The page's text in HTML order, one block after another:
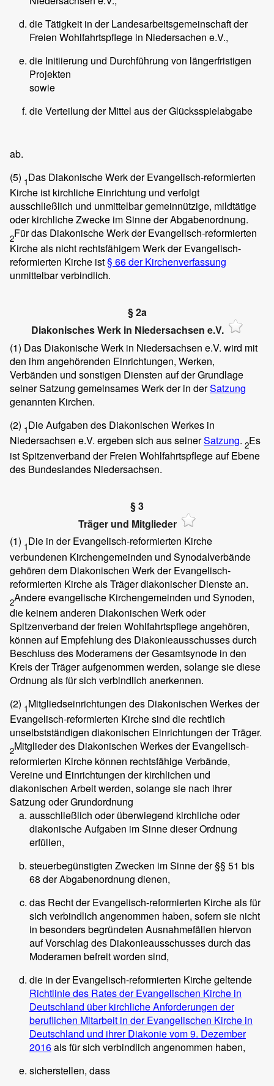
die Tätigkeit in der Landesarbeitsgemeinschaft der
Freien Wohlfahrtspflege in Niedersachen e.V.,
die Initiierung und Durchführung von längerfristigen
Projekten
sowie
die Verteilung der Mittel aus der Glücksspielabgabe
ab.
(5) 1Das Diakonische Werk der Evangelisch-reformierten
Kirche ist kirchliche Einrichtung und verfolgt
ausschließlich und unmittelbar gemeinnützige, mildtätige
oder kirchliche Zwecke im Sinne der Abgabenordnung.
2Für das Diakonische Werk der Evangelisch-reformierten
Kirche als nicht rechtsfähigem Werk der Evangelisch-
reformierten Kirche ist§ 66 der Kirchenverfassung
unmittelbar verbindlich.
§ 2a
Diakonisches Werk in Niedersachsen e.V.
(1) Das Diakonische Werk in Niedersachsen e.V. wird mit
den ihm angehörenden Einrichtungen, Werken,
Verbänden und sonstigen Diensten auf der Grundlage
seiner Satzung gemeinsames Werk der in derSatzung
genannten Kirchen.
(2) 1Die Aufgaben des Diakonischen Werkes in
Niedersachsen e.V. ergeben sich aus seinerSatzung. 2Es
ist Spitzenverband der Freien Wohlfahrtspflege auf Ebene
des Bundeslandes Niedersachsen.
§ 3
Träger und Mitglieder
(1) 1Die in der Evangelisch-reformierten Kirche
verbundenen Kirchengemeinden und Synodalverbände
gehören dem Diakonischen Werk der Evangelisch-
reformierten Kirche als Träger diakonischer Dienste an.
2Andere evangelische Kirchengemeinden und Synoden,
die keinem anderen Diakonischen Werk oder
Spitzenverband der freien Wohlfahrtspflege angehören,
können auf Empfehlung des Diakonieausschusses durch
Beschluss des Moderamens der Gesamtsynode in den
Kreis der Träger aufgenommen werden, solange sie diese
Ordnung als für sich verbindlich anerkennen.
(2) 1Mitgliedseinrichtungen des Diakonischen Werkes der
Evangelisch-reformierten Kirche sind die rechtlich
unselbstständigen diakonischen Einrichtungen der Träger.
2Mitglieder des Diakonischen Werkes der Evangelisch-
reformierten Kirche können rechtsfähige Verbände,
Vereine und Einrichtungen der kirchlichen und
diakonischen Arbeit werden, solange sie nach ihrer
Satzung oder Grundordnung
ausschließlich oder überwiegend kirchliche oder
diakonische Aufgaben im Sinne dieser Ordnung
erfüllen,
steuerbegünstigten Zwecken im Sinne der §§ 51 bis
68 der Abgabenordnung dienen,
das Recht der Evangelisch-reformierten Kirche als für
sich verbindlich angenommen haben, sofern sie nicht
in besonders begründeten Ausnahmefällen hiervon
auf Vorschlag des Diakonieausschusses durch das
Moderamen befreit worden sind,
die in der Evangelisch-reformierten Kirche geltende
Richtlinie des Rates der Evangelischen Kirche in
Deutschland über kirchliche Anforderungen der
beruflichen Mitarbeit in der Evangelischen Kirche in
Deutschland und ihrer Diakonie vom 9. Dezember
2016als für sich verbindlich angenommen haben,
sicherstellen, dass